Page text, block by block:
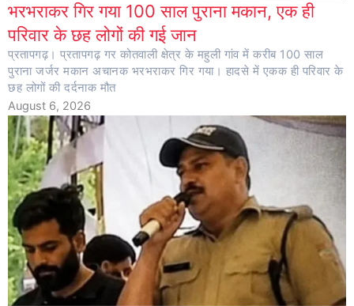
भरभराकर गिर गया 100 साल पुराना मकान, एक ही
परिवार के छह लोगों की गई जान
प्रतापगढ़। प्रतापगढ़ गर कोतवाली क्षेत्र के महुली गांव में करीब 100 साल
पुराना जर्जर मकान अचानक भरभराकर गिर गया। हादसे में एकक ही परिवार के
छह लोगों की दर्दनाक मौत
August 6, 2026